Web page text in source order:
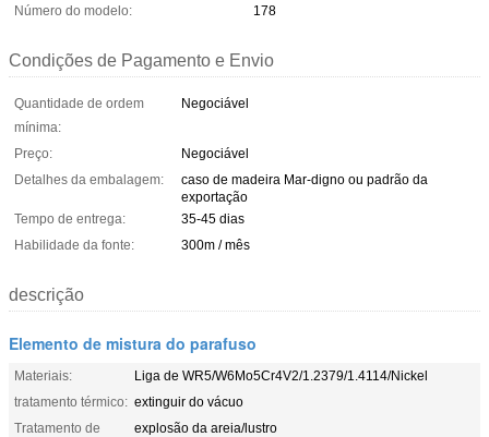
Número do modelo:
178
Condições de Pagamento e Envio
Quantidade de ordem
mínima:
Negociável
Preço:
Negociável
Detalhes da embalagem:
caso de madeira Mar-digno ou padrão da
exportação
Tempo de entrega:
35-45 dias
Habilidade da fonte:
300m / mês
descrição
Elemento de mistura do parafuso
Materiais:
Liga de WR5/W6Mo5Cr4V2/1.2379/1.4114/Nickel
tratamento térmico: extinguir do vácuo
Tratamento de
explosão da areia/lustro